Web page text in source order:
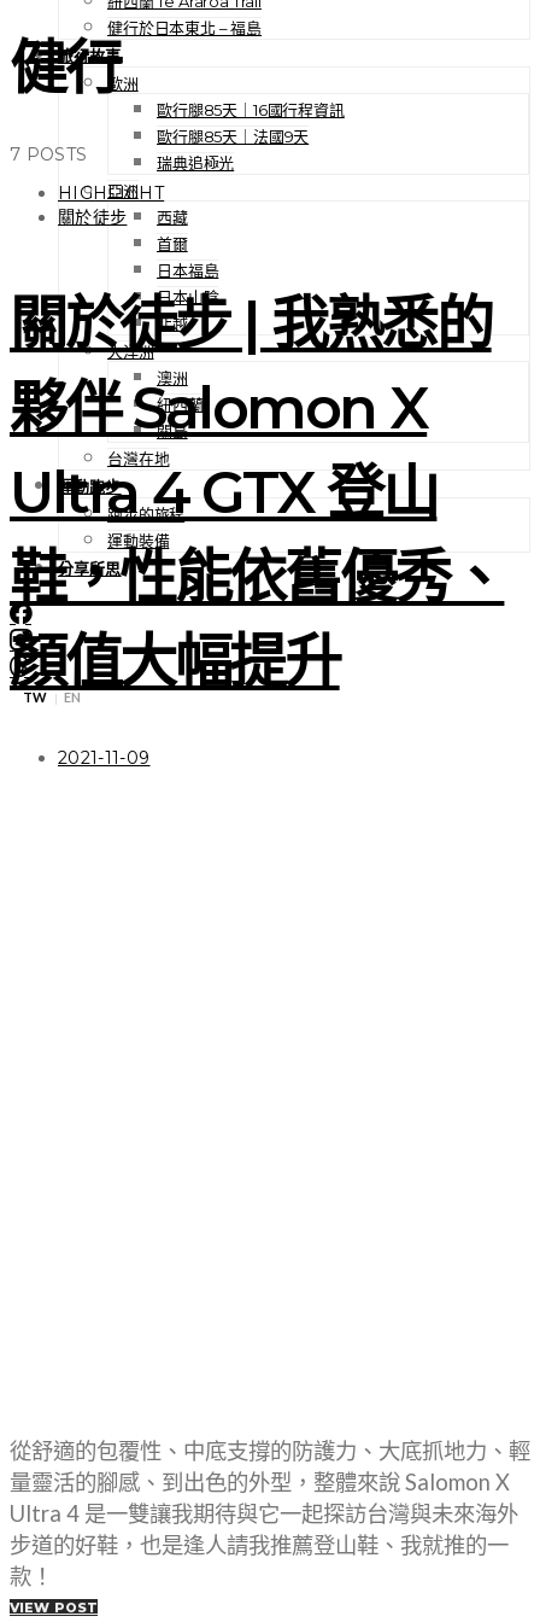
健行於日本東北 – 福島
旅行故事
歐洲
歐行腿85天｜16國行程資訊
歐行腿85天｜法國9天
瑞典追極光
亞洲
西藏
首爾
日本福島
日本山陰
北越
大洋洲
澳洲
紐西蘭
關島
台灣在地
運動跑步
跑步的旅程
運動裝備
分享所思
TW | EN
健行
7 POSTS
HIGHLIGHT
關於徒步
關於徒步 | 我熟悉的
夥伴 Salomon X
Ultra 4 GTX 登山
鞋，性能依舊優秀、
顏值大幅提升
2021-11-09
從舒適的包覆性、中底支撐的防護力、大底抓地力、輕
量靈活的腳感、到出色的外型，整體來說 Salomon X
Ultra 4 是一雙讓我期待與它一起探訪台灣與未來海外
步道的好鞋，也是逢人請我推薦登山鞋、我就推的一
款！
VIEW POST